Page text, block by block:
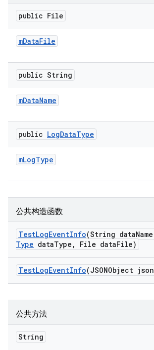
public File
mDataFile
public String
mDataName
public LogDataType
mLogType
公共构造函数
TestLogEventInfo(String dataName
Type dataType , File dataFile)
TestLogEventInfo(JSONObject json
公共方法
String